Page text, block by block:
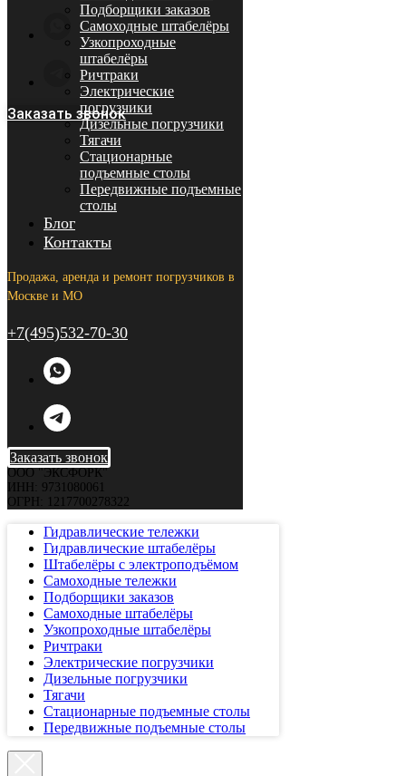
Заказать звонок
Подборщики заказов
Самоходные штабелёры
Узкопроходные
штабелёры
Ричтраки
Электрические
погрузчики
Дизельные погрузчики
Тягачи
Стационарные
подъемные столы
Передвижные подъемные
столы
Блог
Контакты
Продажа, аренда и ремонт погрузчиков в
Москве и МО
+7(495)532-70-30
Заказать звонок
ООО "ЭКСФОРК"
ИНН: 9731080061
ОГРН: 1217700278322
Гидравлические тележки
Гидравлические штабелёры
Штабелёры с электроподъёмом
Самоходные тележки
Подборщики заказов
Самоходные штабелёры
Узкопроходные штабелёры
Ричтраки
Электрические погрузчики
Дизельные погрузчики
Тягачи
Стационарные подъемные столы
Передвижные подъемные столы